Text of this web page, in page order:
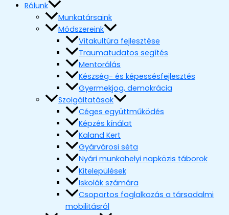
Rólunk
Munkatársaink
Módszereink
Vitakultúra fejlesztése
Traumatudatos segítés
Mentorálás
Készség- és képessésfejlesztés
Gyermekjog, demokrácia
Szolgáltatások
Céges együttműködés
Képzés kínálat
Kaland Kert
Gyárvárosi séta
Nyári munkahelyi napközis táborok
Kitelepülések
Iskolák számára
Csoportos foglalkozás a társadalmi
mobilitásról